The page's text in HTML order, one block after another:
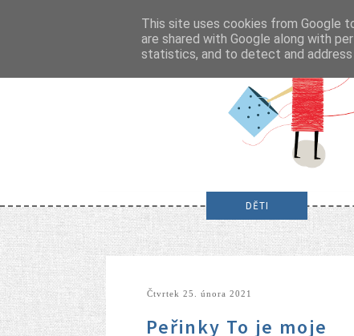
DĚTI
čtvrtek 25. února 2021
Peřinky To je moje
This site uses cookies from Google
are shared with Google along with
statistics, and to detect and address